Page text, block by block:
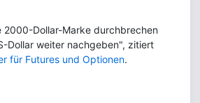
2000-Dollar-Marke durchbrechen
Dollar weiter nachgeben", zitiert
für Futures und Optionen.